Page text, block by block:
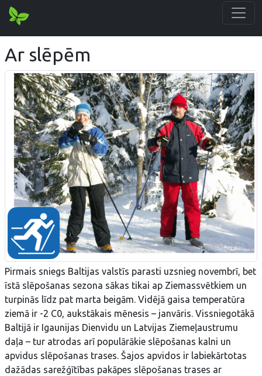
Ar slēpēm
Pirmais sniegs Baltijas valstīs parasti uzsnieg novembrī, bet
īstā slēpošanas sezona sākas tikai ap Ziemassvētkiem un
turpinās līdz pat marta beigām. Vidējā gaisa temperatūra
ziemā ir -2 C0, aukstākais mēnesis – janvāris. Vissniegotākā
Baltijā ir Igaunijas Dienvidu un Latvijas Ziemeļaustrumu
daļa – tur atrodas arī populārākie slēpošanas kalni un
apvidus slēpošanas trases. Šajos apvidos ir labiekārtotas
dažādas sarežģītības pakāpes slēpošanas trases ar